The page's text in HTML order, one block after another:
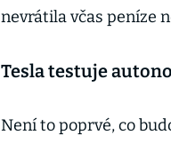
nevrátila včas peníze
Tesla testuje
Není to poprvé, co